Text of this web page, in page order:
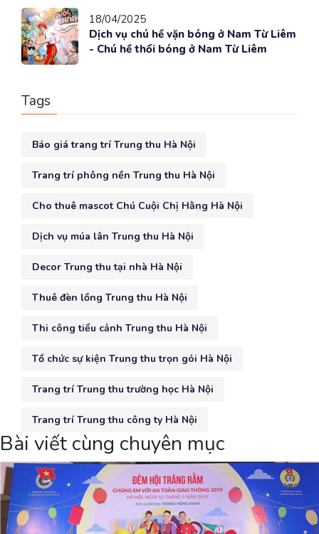
18/04/2025
Dịch vụ chú hề vặn bóng ở Nam Từ Liêm
- Chú hề thổi bóng ở Nam Từ Liêm
Tags
Báo giá trang trí Trung thu Hà Nội
Trang trí phông nền Trung thu Hà Nội
Cho thuê mascot Chú Cuội Chị Hằng Hà Nội
Dịch vụ múa lân Trung thu Hà Nội
Decor Trung thu tại nhà Hà Nội
Thuê đèn lồng Trung thu Hà Nội
Thi công tiểu cảnh Trung thu Hà Nội
Tổ chức sự kiện Trung thu trọn gói Hà Nội
Trang trí Trung thu trường học Hà Nội
Trang trí Trung thu công ty Hà Nội
Bài viết cùng chuyên mục